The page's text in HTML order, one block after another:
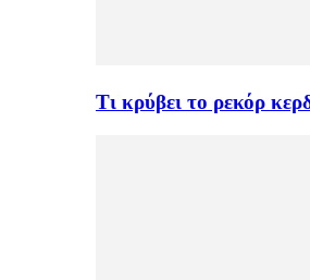
Τι κρύβει το ρεκόρ